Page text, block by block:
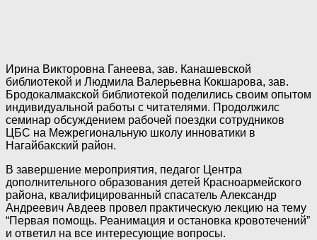
Ирина Викторовна Ганеева, зав. Канашевской
библиотекой и Людмила Валерьевна Кокшарова, зав.
Бродокалмакской библиотекой поделились своим опытом
индивидуальной работы с читателями. Продолжилс
семинар обсуждением рабочей поездки сотрудников
ЦБС на Межрегиональную школу инноватики в
Нагайбакский район.
В завершение мероприятия, педагог Центра
дополнительного образования детей Красноармейского
района, квалифицированный спасатель Александр
Андреевич Авдеев провел практическую лекцию на тему
“Первая помощь. Реанимация и остановка кровотечений”
и ответил на все интересующие вопросы.